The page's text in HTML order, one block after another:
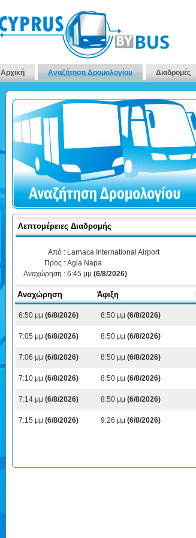
Αρχική Αναζήτηση Δρομολογίου Διαδρομές
Λεπτομέρειες Διαδρομής
Από : Larnaca International Airport
Προς : Agia Napa
Αναχώρηση : 6:45 μμ (6/8/2026)
Αναχώρηση Άφιξη
6:50 μμ (6/8/2026) 8:50 μμ (6/8/2026)
7:05 μμ (6/8/2026) 8:50 μμ (6/8/2026)
7:06 μμ (6/8/2026) 8:50 μμ (6/8/2026)
7:10 μμ (6/8/2026) 8:50 μμ (6/8/2026)
7:14 μμ (6/8/2026) 8:50 μμ (6/8/2026)
7:15 μμ (6/8/2026) 9:26 μμ (6/8/2026)